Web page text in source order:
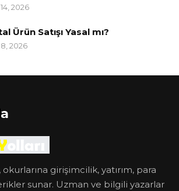
2026
Ürün Satışı Yasal mı?
2026
okurlarına girişimcilik, yatırım, para
sunar. Uzman ve bilgili yazarlar